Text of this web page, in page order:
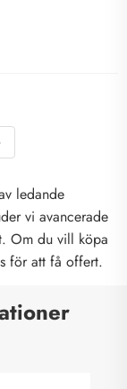
ledande
vi avancerade
Om du vill köpa
för att få offert.